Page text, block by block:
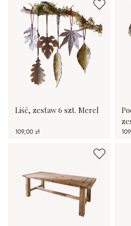
Liść, zestaw 6 szt. Merel
109,00 zł